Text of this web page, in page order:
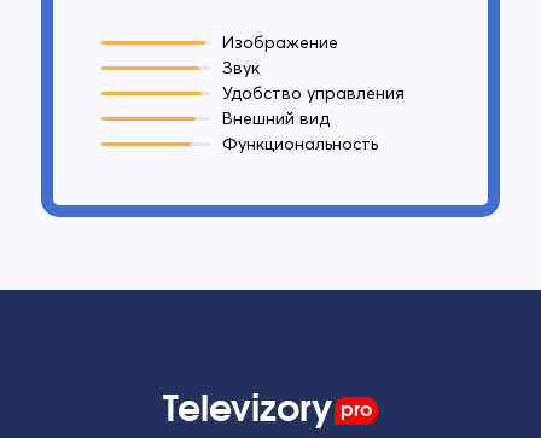
Изображение
Звук
Удобство управления
Внешний вид
Функциональность
Televizory pro